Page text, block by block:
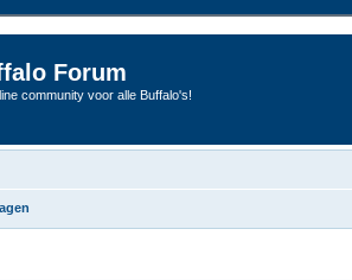
Forum
community voor alle Buffalo's!